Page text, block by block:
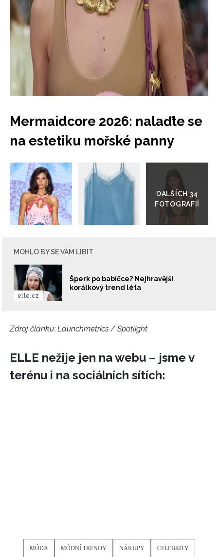
NEWSLETTER
ODESLAT
Přihlášením k newsletteru souhlasíte s
Obchodními
podmínkami společnosti BurdaMedia Extra s.r.o.
potvrzujete, že jste se seznámili se
Zásadami
ochrany soukromí
- BurdaMedia Extra s.r.o. bude s
Vašimi údaji pracovat zejména k organizaci a
Chcete navíc dostávat i další zajímavé a exkluzivní
informace od našich partnerů? Pokud souhlasíte se
zpracováním údajů k tomuto účelu podle
soukromí BurdaMedia Extra s.r.o., zaškrtněte toto pole.
Mermaidcore 2026: nalaďte se
na estetiku mořské panny
do
galerie
MOHLO BY SE VÁM LÍBIT
Šperk po babičce? Nejhravější
korálkový trend léta
elle.cz
Zdroj článku: Launchmetrics / Spotlight
ELLE nežije jen na webu – jsme v
terénu i na sociálních sítích:
MÓDA MÓDNÍ TRENDY NÁKUPY CELEBRITY